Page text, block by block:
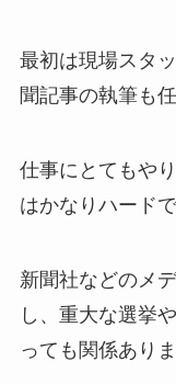
最初は現場スタ
聞記事の執筆も
仕事にとてもや
はかなりハードで
新聞社などのメ
し、重大な選挙
っても関係ありま